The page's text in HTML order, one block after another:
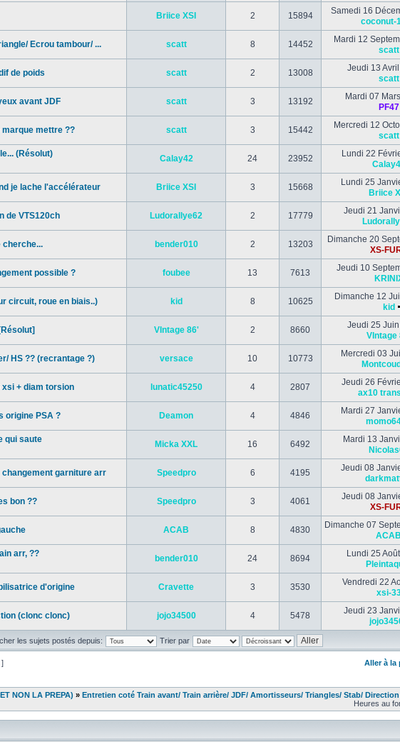
Briice XSI 2 15894
Samedi 16
coconut-
Ecrou tambour/ ... scatt 8 14452
Mardi 12
scatt
de poids scatt 2 13008
Jeudi 13
scatt
avant JDF scatt 3 13192
Mardi 07
PF47
mettre ?? scatt 3 15442
Mercredi 12
scatt
(Résolut)
Calay42 24 23952
Lundi 22
je lache l'accélérateur Briice XSI 3 15668
Lundi 25
Briice
de VTS120ch Ludorallye62 2 17779
Jeudi 21
cherche... bender010 2 13203
Dimanche 20
XS-
possible ? foubee 13 7613
Jeudi 10
circuit, roue en biais..) kid 8 10625
Dimanche 12
kid
VIntage 86' 2 8660
Jeudi 25
VIntage
HS ?? (recrantage ?) versace 10 10773
Mercredi 03
xsi + diam torsion lunatic45250 4 2807
Jeudi 26
ax10
origine PSA ? Deamon 4 4846
Mardi 27
qui saute
Micka XXL 16 6492
Mardi 13
garniture arr Speedpro 6 4195
Jeudi 08
bon ?? Speedpro 3 4061
Jeudi 08
XS-
ACAB 8 4830
Dimanche 07
ACAB
arr, ??
bender010 24 8694
Lundi 25
d'origine Cravette 3 3530
Vendredi 22
xsi-
(clonc clonc) jojo34500 4 5478
Jeudi 23
les sujets postés depuis: Trier par
] Aller à la
NON LA PREPA) » Entretien coté Train avant/ Train arrière/ JDF/ Amortisseurs/ Triangles/ Stab/ Direction
Heures au